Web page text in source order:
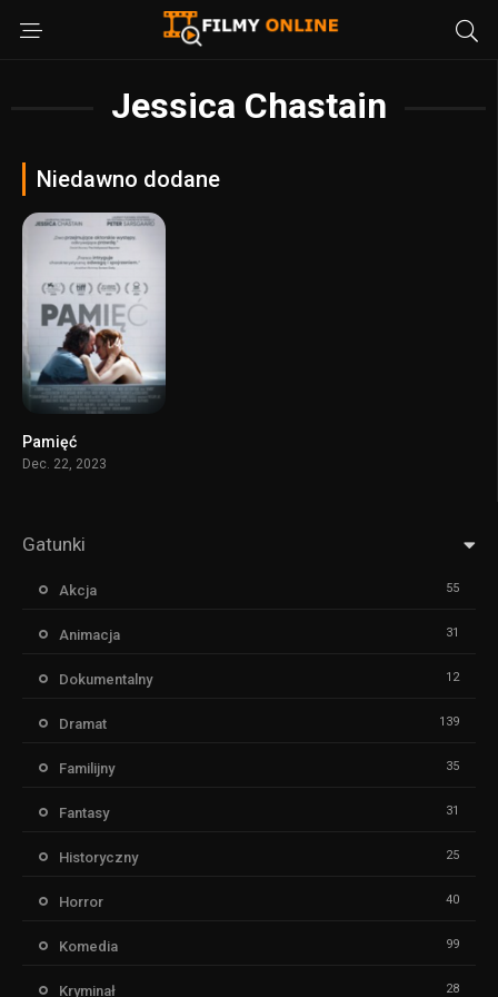
Jessica Chastain
Niedawno dodane
Pamięć
Dec. 22, 2023
Gatunki
Akcja 55
Animacja 31
Dokumentalny 12
Dramat 139
Familijny 35
Fantasy 31
Historyczny 25
Horror 40
Komedia 99
Kryminał 28